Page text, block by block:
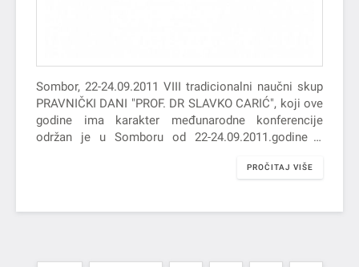
Sombor, 22-24.09.2011 VIII tradicionalni naučni skup
PRAVNIČKI DANI "PROF. DR SLAVKO CARIĆ", koji ove
godine ima karakter međunarodne konferencije
održan je u Somboru od 22-24.09.2011.godine u
PROČITAJ VIŠE